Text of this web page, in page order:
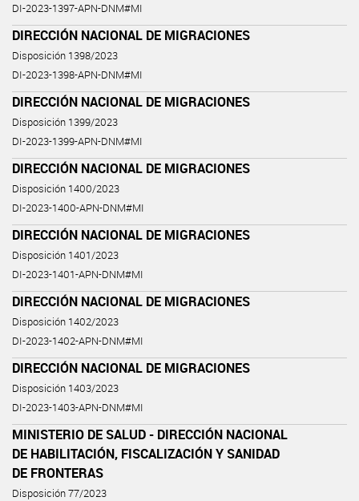
DI-2023-1397-APN-DNM#MI
DIRECCIÓN NACIONAL DE MIGRACIONES
Disposición 1398/2023
DI-2023-1398-APN-DNM#MI
DIRECCIÓN NACIONAL DE MIGRACIONES
Disposición 1399/2023
DI-2023-1399-APN-DNM#MI
DIRECCIÓN NACIONAL DE MIGRACIONES
Disposición 1400/2023
DI-2023-1400-APN-DNM#MI
DIRECCIÓN NACIONAL DE MIGRACIONES
Disposición 1401/2023
DI-2023-1401-APN-DNM#MI
DIRECCIÓN NACIONAL DE MIGRACIONES
Disposición 1402/2023
DI-2023-1402-APN-DNM#MI
DIRECCIÓN NACIONAL DE MIGRACIONES
Disposición 1403/2023
DI-2023-1403-APN-DNM#MI
MINISTERIO DE SALUD - DIRECCIÓN NACIONAL
DE HABILITACIÓN, FISCALIZACIÓN Y SANIDAD
DE FRONTERAS
Disposición 77/2023